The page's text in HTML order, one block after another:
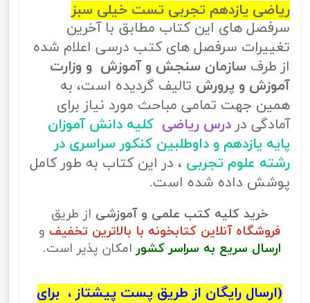
ریاضی یازدهم تجربی تست خیلی سبز
سرفصل های این کتاب مطابق با آخرین
تغییرات سرفصل های کتب درسی اعلام شده
از طرف سازمان سنجش و آموزش و وزارت
آموزش و پرورش تالیف گردیده است، به
همین جهت تمامی مباحث مورد نیاز برای
آمادگی در درس ریاضی کلیه دانش آموزان
پایه یازدهم و داوطلبین کنکور سراسری در
رشته علوم تجربی ، در این کتاب به طور کامل
پوشش داده شده است.
خرید کلیه کتب علمی و آموزشی از طریق
فروشگاه آنلاین کتابخونه با بالاترین تخفیف و
ارسال سریع به سراسر کشور امکان پذیر است.
(ارسال رایگان از طریق پست پیشتاز ، برای